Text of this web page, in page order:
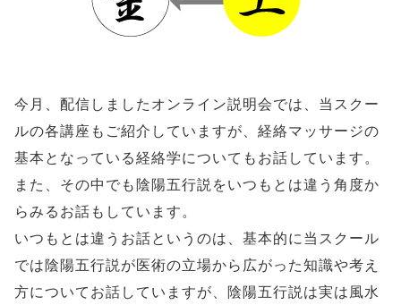
今月、配信しましたオンライン説明会では、当スクー
ルの各講座もご紹介していますが、経絡マッサージの
基本となっている経絡学についてもお話しています。
また、その中でも陰陽五行説をいつもとは違う角度か
らみるお話もしています。
いつもとは違うお話というのは、基本的に当スクール
では陰陽五行説が医術の立場から広がった知識や考え
方についてお話していますが、陰陽五行説は実は風水